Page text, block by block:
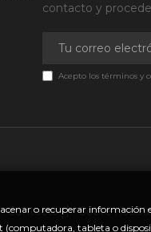
contacto y
Acepto los términos y
Contacto Sobre
o recuperar información
(computadora, tableta o